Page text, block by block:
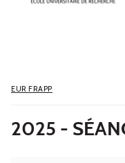
EUR FRAPP
2025 -